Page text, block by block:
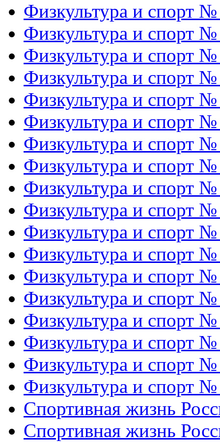
Физкультура и спорт
Физкультура и спорт
Физкультура и спорт
Физкультура и спорт
Физкультура и спорт
Физкультура и спорт
Физкультура и спорт
Физкультура и спорт
Физкультура и спорт
Физкультура и спорт
Физкультура и спорт
Физкультура и спорт
Физкультура и спорт
Физкультура и спорт
Физкультура и спорт
Физкультура и спорт
Физкультура и спорт
Физкультура и спорт
Спортивная жизнь
Спортивная жизнь